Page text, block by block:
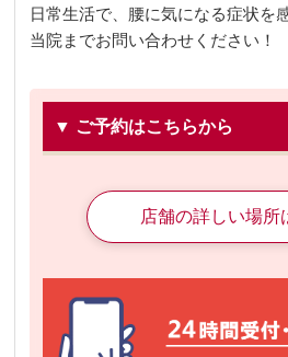
日常生活で、腰に気になる症状を
当院までお問い合わせください！
▼ ご予約はこちらから
店舗の詳しい場所